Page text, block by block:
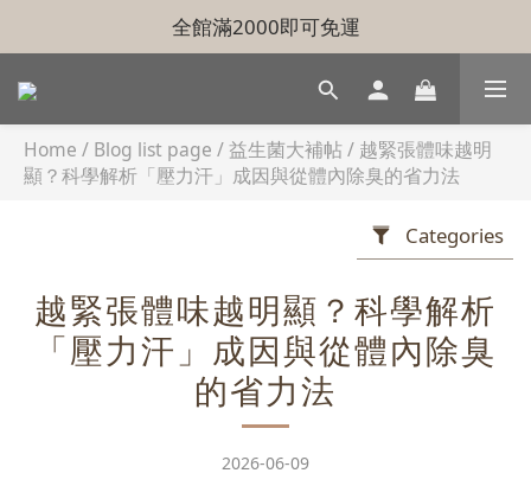
全館滿2000即可免運
Home / Blog list page /益生菌大補帖/ 越緊張體味越明
顯？科學解析「壓力汗」成因與從體內除臭的省力法
Categories
越緊張體味越明顯？科學解析
「壓力汗」成因與從體內除臭
的省力法
2026-06-09